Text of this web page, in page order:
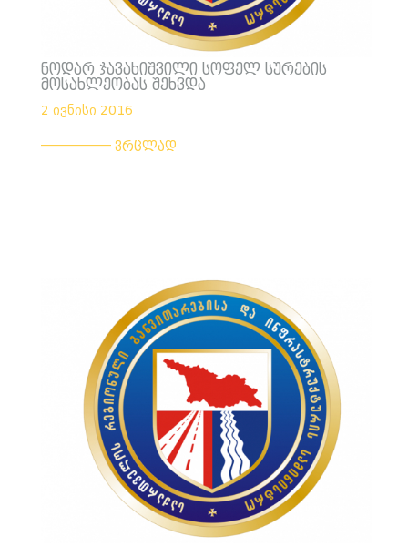
ნოდარ ჯავახიშვილი სოფელ სურების
მოსახლეობას შეხვდა
2 ივნისი 2016
ვრცლად